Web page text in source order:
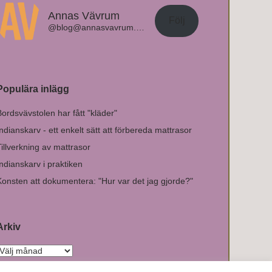
Annas Vävrum
inlägg
har fått "kläder"
- ett enkelt sätt att förbereda mattrasor
av mattrasor
i praktiken
att dokumentera: "Hur var det jag gjorde?"